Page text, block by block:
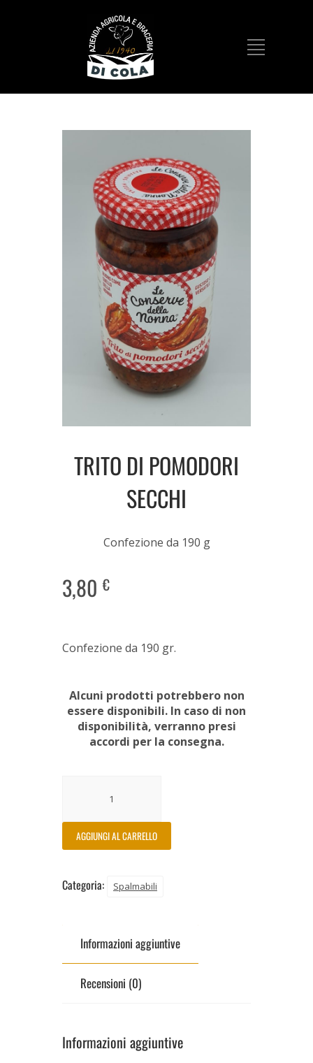
TRITO DI POMODORI
SECCHI
Confezione da 190 g
3,80€
Confezione da 190 gr.
Alcuni prodotti potrebbero non
essere disponibili. In caso di non
disponibilità, verranno presi
accordi per la consegna.
AGGIUNGI AL CARRELLO
Categoria: Spalmabili
Informazioni aggiuntive
Recensioni (0)
Informazioni aggiuntive